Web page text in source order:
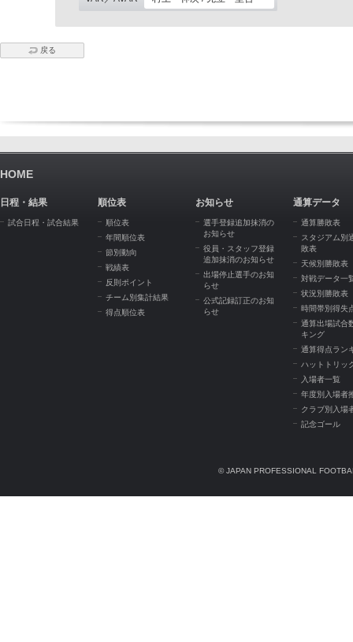
戻る
HOME
日程・結果
試合日程・試合結果
順位表
順位表
年間順位表
節別動向
戦績表
反則ポイント
チーム別集計結果
得点順位表
お知らせ
選手登録追加抹消の
お知らせ
役員・スタッフ登録
追加抹消のお知らせ
出場停止選手のお知
らせ
公式記録訂正のお知
らせ
通算データ
通算勝敗表
スタジアム別
敗表
天候別勝敗表
対戦データ一
状況別勝敗表
時間帯別得失
通算出場試合
キング
通算得点ラン
ハットトリッ
入場者一覧
年度別入場者
クラブ別入場
記念ゴール
© JAPAN PROFESSIONAL